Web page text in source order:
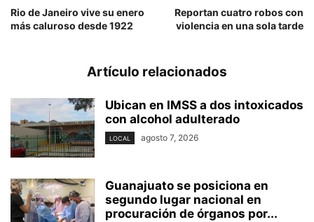
Rio de Janeiro vive su enero
más caluroso desde 1922
Reportan cuatro robos con
violencia en una sola tarde
Artículo relacionados
Ubican en IMSS a dos intoxicados
con alcohol adulterado
LOCAL agosto 7, 2026
Guanajuato se posiciona en
segundo lugar nacional en
procuración de órganos por...